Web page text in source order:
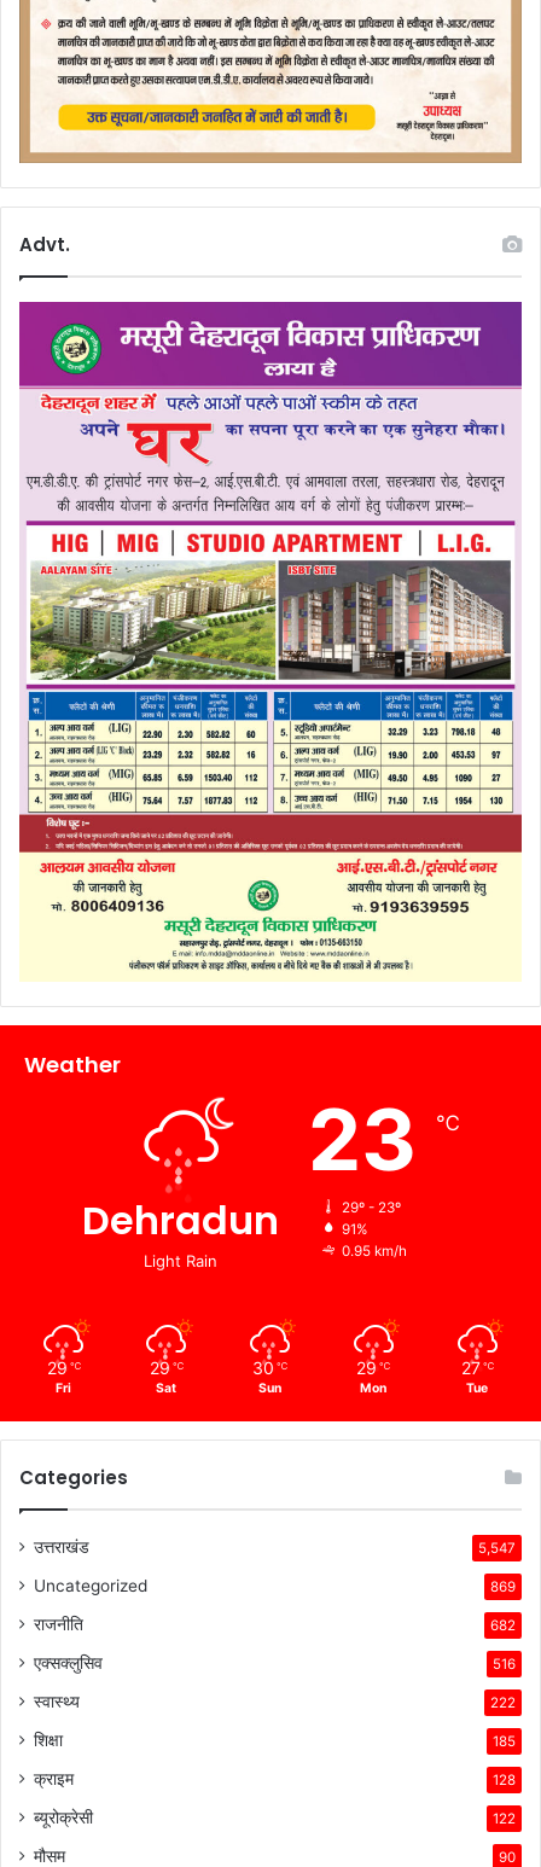
Advt.
Weather
Dehradun
Light Rain
23 ℃
29º - 23º
91%
0.95 km/h
29 ℃
Fri
29 ℃
Sat
30 ℃
Sun
29 ℃
Mon
27 ℃
Tue
Categories
उत्तराखंड 5,547
Uncategorized 869
राजनीति 682
एक्सक्लुसिव 516
स्वास्थ्य 222
शिक्षा 185
क्राइम 128
ब्यूरोक्रेसी 122
मौसम 90